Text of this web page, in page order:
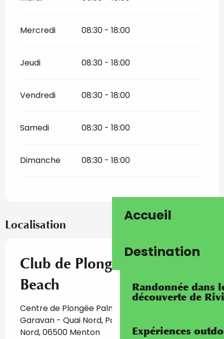
Accueil
Destination
Randonnée dans
découverte de
Expériences
Mercredi 08:30 - 18:00
Jeudi 08:30 - 18:00
Vendredi 08:30 - 18:00
Samedi 08:30 - 18:00
Dimanche 08:30 - 18:00
Localisation
Club de Plongée Palmes
Beach
Centre de Plongée Palmes Beach, Port de
Garavan - Quai Nord, Port de Garavan - Quai
Nord, 06500 Menton